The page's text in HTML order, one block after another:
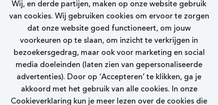
Wij, en derde partijen, maken op onze website gebruik
van cookies. Wij gebruiken cookies om ervoor te zorgen
dat onze website goed functioneert, om jouw
voorkeuren op te slaan, om inzicht te verkrijgen in
bezoekersgedrag, maar ook voor marketing en social
media doeleinden (laten zien van gepersonaliseerde
advertenties). Door op ‘Accepteren’ te klikken, ga je
akkoord met het gebruik van alle cookies. In onze
Cookieverklaring kun je meer lezen over de cookies die
Nelson
32 uur
Bekijk vacature